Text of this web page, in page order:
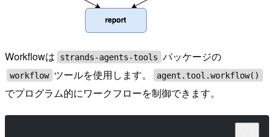
Workflowは strands-agents-tools パッケージの
workflow ツールを使用します。 agent.tool.workflow()
でプログラム的にワークフローを制御できます。